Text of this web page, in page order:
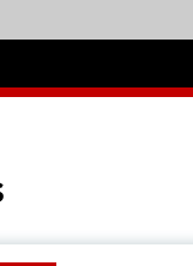
Umgebung